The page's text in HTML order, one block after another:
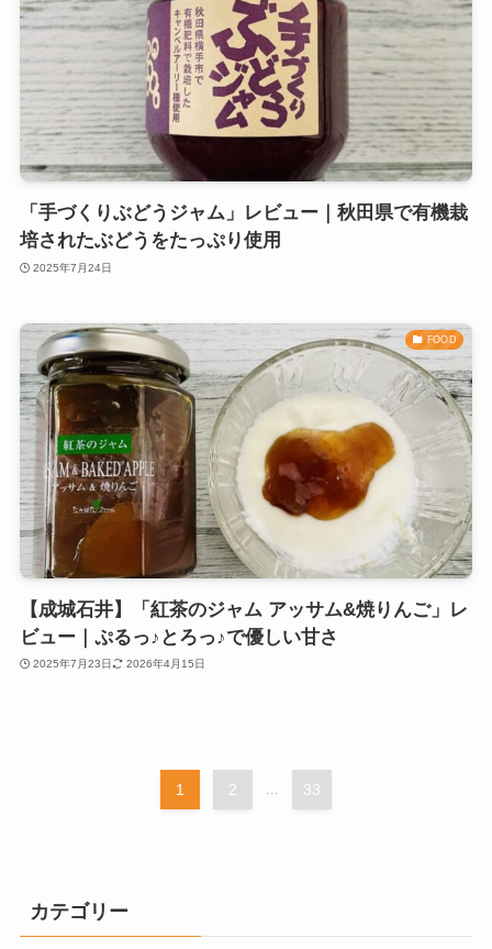
「手づくりぶどうジャム」レビュー｜秋田県で有機栽
培されたぶどうをたっぷり使用
2025年7月24日
FOOD
【成城石井】「紅茶のジャム アッサム&焼りんご」レ
ビュー｜ぷるっ♪とろっ♪で優しい甘さ
2025年7月23日 2026年4月15日
1 2 33
カテゴリー